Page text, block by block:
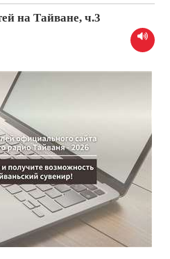
на Тайване, ч.3